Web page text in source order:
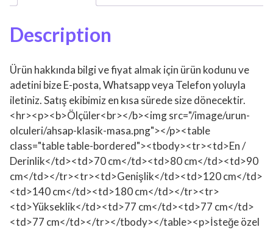
Description
Ürün hakkında bilgi ve fiyat almak için ürün kodunu ve
adetini bize E-posta, Whatsapp veya Telefon yoluyla
iletiniz. Satış ekibimiz en kısa sürede size dönecektir.
<hr><p><b>Ölçüler<br></b><img src="/image/urun-
olculeri/ahsap-klasik-masa.png"></p><table
class="table table-bordered"><tbody><tr><td>En /
Derinlik</td><td>70 cm</td><td>80 cm</td><td>90
cm</td></tr><tr><td>Genişlik</td><td>120 cm</td>
<td>140 cm</td><td>180 cm</td></tr><tr>
<td>Yükseklik</td><td>77 cm</td><td>77 cm</td>
<td>77 cm</td></tr></tbody></table><p>İsteğe özel